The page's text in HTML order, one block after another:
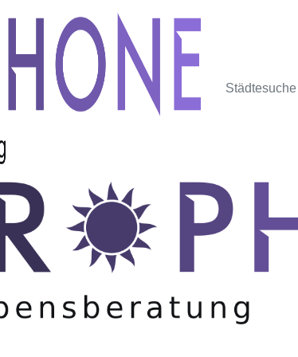
Städtesuche